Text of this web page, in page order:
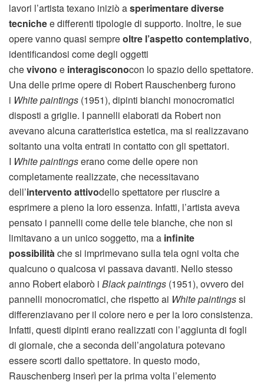
lavori l’artista texano iniziò asperimentare diverse
tecnichee differenti tipologie di supporto. Inoltre, le sue
opere vanno quasi sempreoltre l’aspetto contemplativo,
identificandosi come degli oggetti
chevivono e interagisconocon lo spazio dello spettatore.
Una delle prime opere di Robert Rauschenberg furono
i White paintings (1951), dipinti bianchi monocromatici
disposti a griglie. I pannelli elaborati da Robert non
avevano alcuna caratteristica estetica, ma si realizzavano
soltanto una volta entrati in contatto con gli spettatori.
I White paintingserano come delle opere non
completamente realizzate, che necessitavano
dell’intervento attivodello spettatore per riuscire a
esprimere a pieno la loro essenza. Infatti, l’artista aveva
pensato i pannelli come delle tele bianche, che non si
limitavano a un unico soggetto, ma a infinite
possibilitàche si imprimevano sulla tela ogni volta che
qualcuno o qualcosa vi passava davanti. Nello stesso
anno Robert elaborò i Black paintings (1951), ovvero dei
pannelli monocromatici, che rispetto ai White paintingssi
differenziavano per il colore nero e per la loro consistenza.
Infatti, questi dipinti erano realizzati con l’aggiunta di fogli
di giornale, che a seconda dell’angolatura potevano
essere scorti dallo spettatore. In questo modo,
Rauschenberg inserì per la prima volta l’elemento